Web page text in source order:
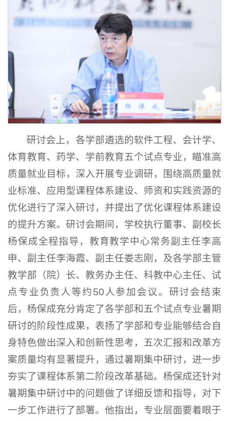
研讨会上，各学部遴选的软件工程、会计学、
体育教育、药学、学前教育五个试点专业，瞄准高
质量就业目标，深入开展专业调研，围绕高质量就
业标准、应用型课程体系建设、师资和实践资源的
优化进行了深入研讨，并提出了优化课程体系建设
的提升方案。研讨会期间，学校执行董事、副校长
杨保成全程指导，教育教学中心常务副主任李高
申、副主任李海霞、副主任娄志刚，及各学部主管
教学部（院）长、教务办主任、科教中心主任、试
点专业负责人等约50人参加会议。研讨会结束
后，杨保成充分肯定了各学部和五个试点专业暑期
研讨的阶段性成果，表扬了学部和专业能够结合自
身特色做出深入和创新性思考，五次汇报和改革方
案质量均有显著提升，通过暑期集中研讨，进一步
夯实了课程体系第二阶段改革基础。杨保成还针对
暑期集中研讨中的问题做了详细反馈和指导，对下
一步工作进行了部署。他指出，专业层面要着眼于